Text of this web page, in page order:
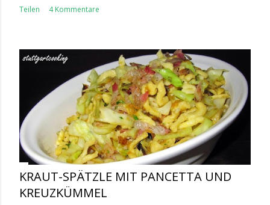
Teilen 4 Kommentare
KRAUT-SPÄTZLE MIT PANCETTA UND
KREUZKÜMMEL